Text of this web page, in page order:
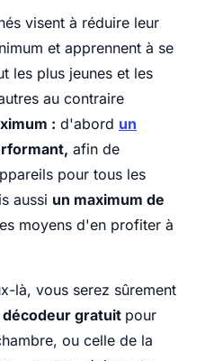
visent à réduire leur
et apprennent à se
les plus jeunes et les
au contraire
: d'abord un
afin de
pour tous les
aussi un maximum de
moyens d'en profiter à
là, vous serez sûrement
gratuit pour
ou celle de la